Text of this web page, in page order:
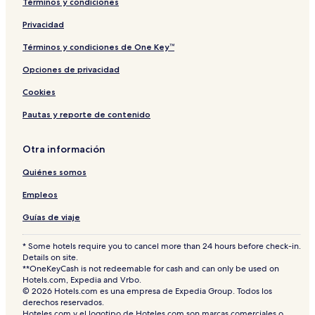
Privacidad
Términos y condiciones de One Key™
Opciones de privacidad
Cookies
Pautas y reporte de contenido
Otra información
Quiénes somos
Empleos
Guías de viaje
* Some hotels require you to cancel more than 24 hours before check-in.
Details on site.
**OneKeyCash is not redeemable for cash and can only be used on
Hotels.com, Expedia and Vrbo.
© 2026 Hotels.com es una empresa de Expedia Group. Todos los
derechos reservados.